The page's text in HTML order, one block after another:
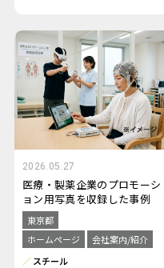
2026.05.27
医療・製薬企業のプロモーシ
ョン用写真を収録した事例
東京都
ホームページ
会社案内/紹介
スチール